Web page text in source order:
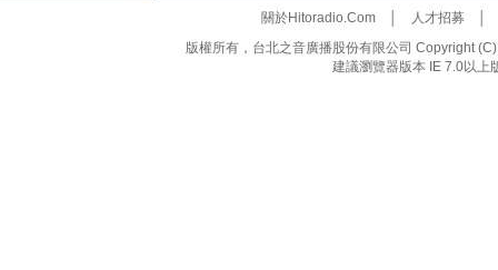
關於Hitoradio.Com│ 人才招募
版權所有，台北之音廣播股份有限公司 Copyright
建議瀏覽器版本 IE 7.0以上